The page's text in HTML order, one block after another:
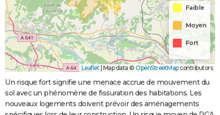
Faible
Moyen
Fort
Leaflet Map data © OpenStreetMapcontributors
Un risque fort signifie une menace accrue de mouvement du
sol avec un phénomène de fissuration des habitations. Les
nouveaux logements doivent prévoir des aménagements